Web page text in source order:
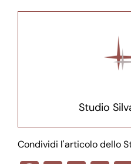
Studio
Condividi l'articolo dello